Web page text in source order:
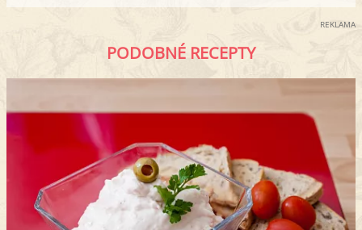
REKLAMA
PODOBNÉ RECEPTY